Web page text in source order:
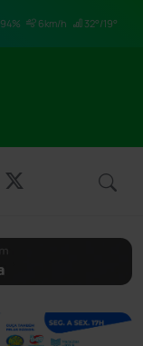
94% 6km/h 32°/19°